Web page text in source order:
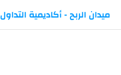
ميدان الربح - أكاديمية التداول